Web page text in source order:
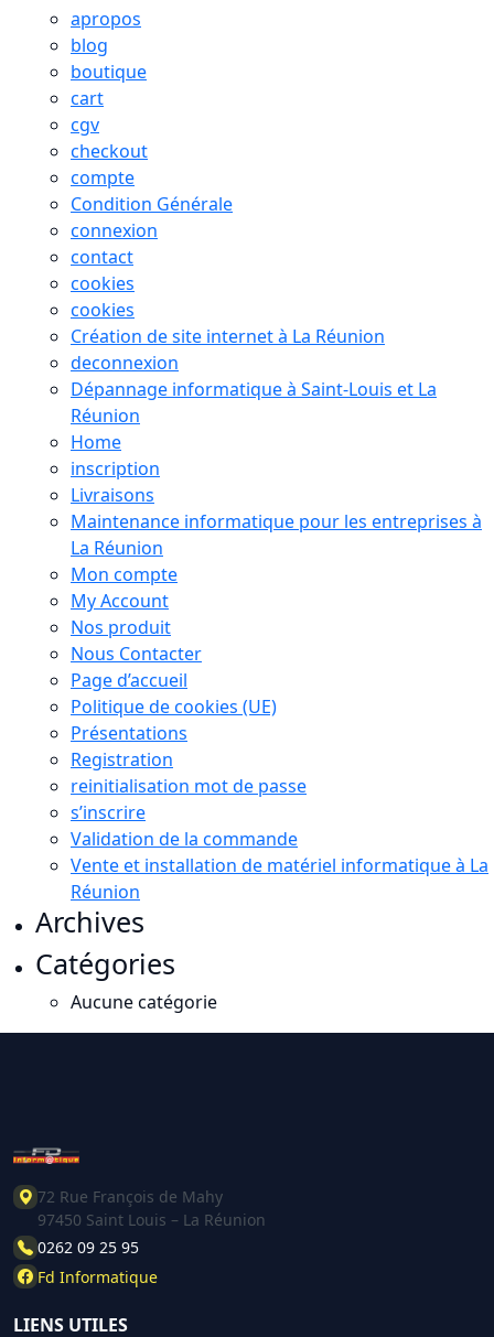
apropos
blog
boutique
cart
cgv
checkout
compte
Condition Générale
connexion
contact
cookies
cookies
Création de site internet à La Réunion
deconnexion
Dépannage informatique à Saint-Louis et La
Réunion
Home
inscription
Livraisons
Maintenance informatique pour les entreprises à
La Réunion
Mon compte
My Account
Nos produit
Nous Contacter
Page d’accueil
Politique de cookies (UE)
Présentations
Registration
reinitialisation mot de passe
s’inscrire
Validation de la commande
Vente et installation de matériel informatique à La
Réunion
Archives
Catégories
Aucune catégorie
72 Rue François de Mahy
97450 Saint Louis – La Réunion
0262 09 25 95
Fd Informatique
LIENS UTILES